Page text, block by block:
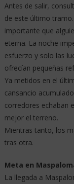
Antes de salir,
de este último
importante que
eterna. La noche
esfuerzo y solo las
ofrecían pequeñas
Ya metidos en el
cansancio
corredores echaban
mejor el terreno.
Mientras tanto, los
tras otra.
Meta en
La llegada a